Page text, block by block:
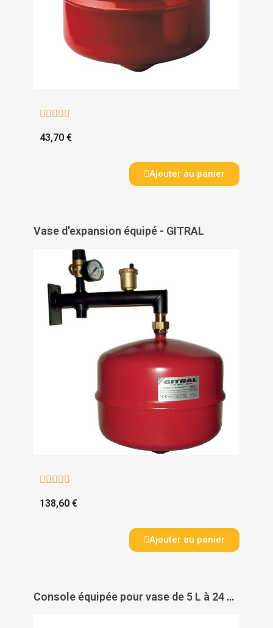
    
43,70 €
Ajouter au panier
Vase d'expansion équipé - GITRAL
    
138,60 €
Ajouter au panier
Console équipée pour vase de 5 L à 24 L - WATTS